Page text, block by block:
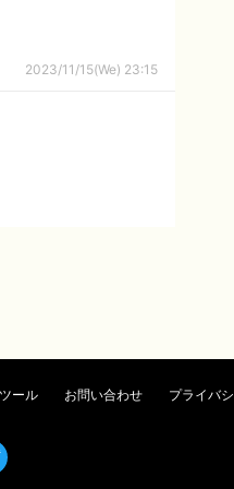
2023/11/15(We) 23:15
ール お問い合わせ プライバ